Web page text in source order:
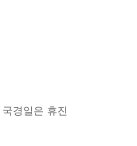
경일은 휴진